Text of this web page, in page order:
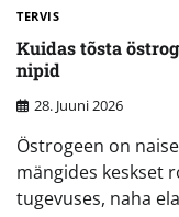
TERVIS
Kuidas tõsta
nipid
28. Juuni 2026
Östrogeen on
mängides keskset
tugevuses, naha